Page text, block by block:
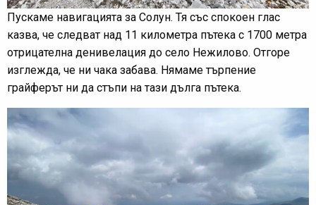
Пускаме навигацията за Солун. Тя със спокоен глас
казва, че следват над 11 километра пътека с 1700 метра
отрицателна денивелация до село Нежилово. Отгоре
изглежда, че ни чака забава. Нямаме търпение
грайферът ни да стъпи на тази дълга пътека.